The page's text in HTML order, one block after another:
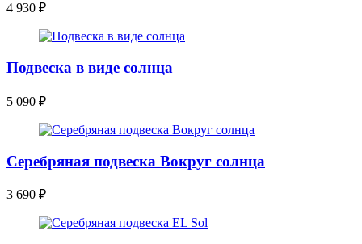
4 930 ₽
Подвеска в виде солнца
5 090 ₽
Серебряная подвеска Вокруг солнца
3 690 ₽